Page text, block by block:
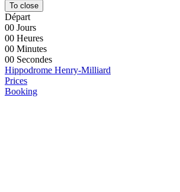
To close
Départ
00 Jours
00 Heures
00 Minutes
00 Secondes
Hippodrome Henry-Milliard
Prices
Booking